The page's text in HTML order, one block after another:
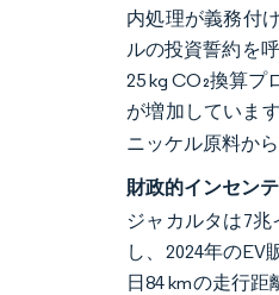
内処理が義務付
ルの投資誓約を
25 kg CO₂換算
が増加していま
ニッケル原料か
財政的インセン
ジャカルタは7
し、2024年の
日84 kmの走行